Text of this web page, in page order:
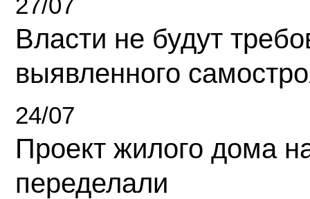
Власти не будут
выявленного
24/07
Проект жилого дома
переделали